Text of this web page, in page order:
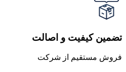
تضمین کیفیت و اصالت
فروش مستقیم از شرکت